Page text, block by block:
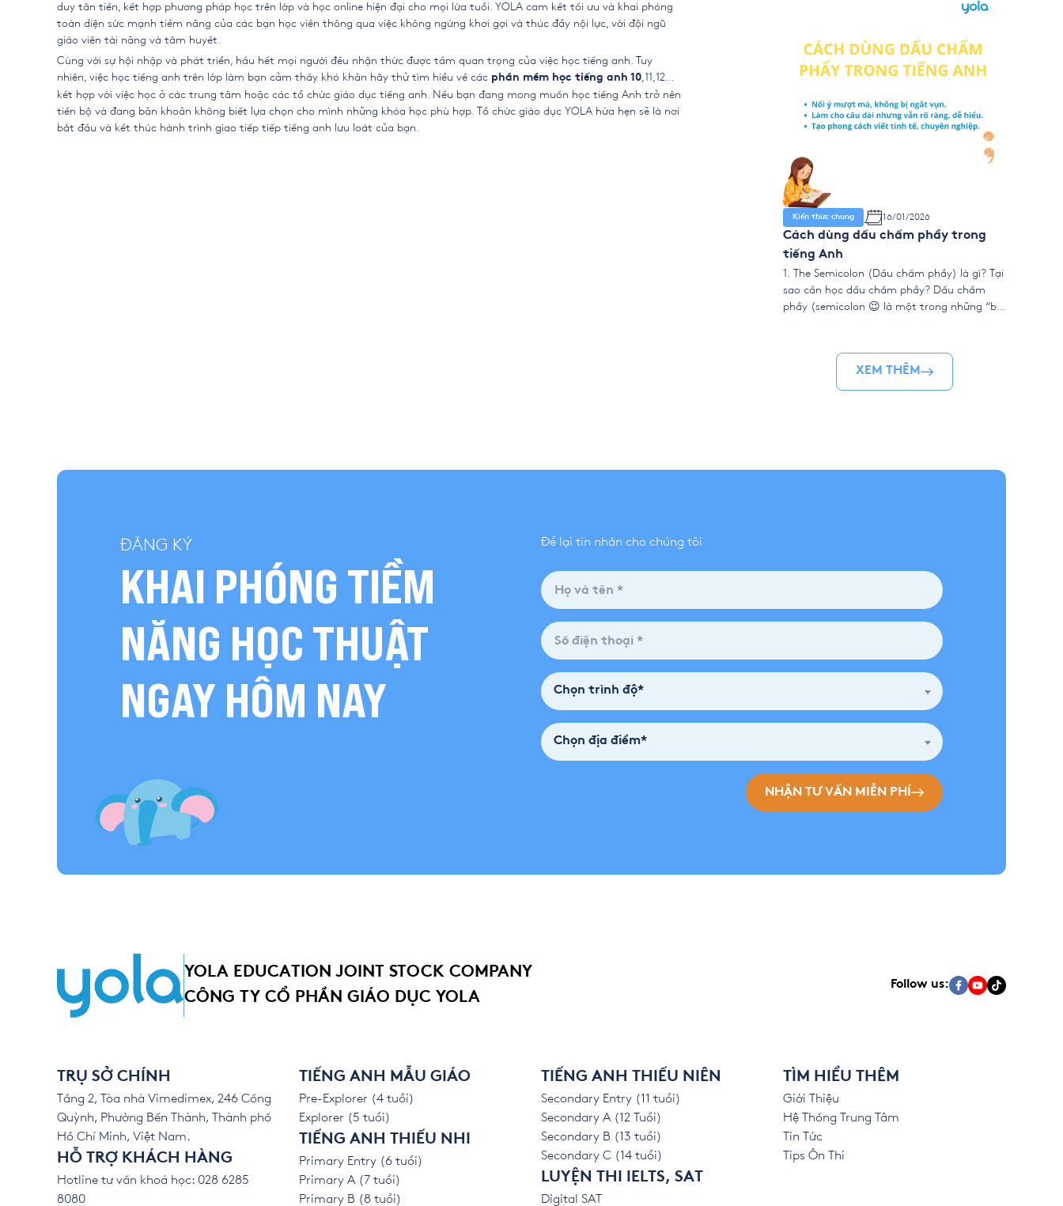
duy tân tiến, kết hợp phương pháp học trên lớp và học online hiện đại cho mọi lứa tuổi. YOLA cam kết tối ưu và khai phóng
toàn diện sức mạnh tiềm năng của các bạn học viên thông qua việc không ngừng khơi gợi và thúc đẩy nội lực, với đội ngũ
giáo viên tài năng và tâm huyết.
Cùng với sự hội nhập và phát triển, hầu hết mọi người đều nhận thức được tầm quan trọng của việc học tiếng anh. Tuy
nhiên, việc học tiếng anh trên lớp làm bạn cảm thấy khó khăn hãy thử tìm hiểu về các phần mềm học tiếng anh 10 ,11,12…
kết hợp với việc học ở các trung tâm hoặc các tổ chức giáo dục tiếng anh. Nếu bạn đang mong muốn học tiếng Anh trở nên
tiến bộ và đang băn khoăn không biết lựa chọn cho mình những khóa học phù hợp. Tổ chức giáo dục YOLA hứa hẹn sẽ là nơi
bắt đầu và kết thúc hành trình giao tiếp tiếp tiếng anh lưu loát của bạn.
a/an/the/Ø (zero article), ngoại lệ quan
Kiến thức chung 16/01/2026
Cách dùng dấu chấm phẩy trong
tiếng Anh
1. The Semicolon (Dấu chấm phẩy) là gì? Tại
sao cần học dấu chấm phẩy? Dấu chấm
phẩy (semicolon 😉 là một trong những “bí
Nó thường xuất hiện trong văn viết học
thuật, business writing và […]
XEM THÊM
ĐĂNG KÝ
KHAI PHÓNG TIỀM
NĂNG HỌC THUẬT
NGAY HÔM NAY
Để lại tin nhắn cho chúng tôi
Chọn trình độ*
Chọn địa điểm*
NHẬN TƯ VẤN MIỄN PHÍ
YOLA EDUCATION JOINT STOCK COMPANY
CÔNG TY CỔ PHẦN GIÁO DỤC YOLA
Follow us:
TRỤ SỞ CHÍNH
Tầng 2, Tòa nhà Vimedimex, 246 Cống
Quỳnh, Phường Bến Thành, Thành phố
Hồ Chí Minh, Việt Nam.
HỖ TRỢ KHÁCH HÀNG
Hotline tư vấn khoá học: 028 6285
8080
TIẾNG ANH MẪU GIÁO
Pre-Explorer (4 tuổi)
Explorer (5 tuổi)
TIẾNG ANH THIẾU NHI
Primary Entry (6 tuổi)
Primary A (7 tuổi)
Primary B (8 tuổi)
TIẾNG ANH THIẾU NIÊN
Secondary Entry (11 tuổi)
Secondary A (12 Tuổi)
Secondary B (13 tuổi)
Secondary C (14 tuổi)
LUYỆN THI IELTS, SAT
Digital SAT
TÌM HIỂU THÊM
Giới Thiệu
Hệ Thống Trung Tâm
Tin Tức
Tips Ôn Thi